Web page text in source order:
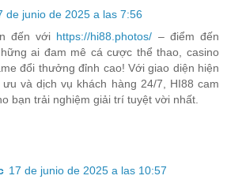
de junio de 2025 a las 7:56
đến với https://hi88.photos/ – điểm đến
ai đam mê cá cược thể thao, casino
đổi thưởng đỉnh cao! Với giao diện hiện
và dịch vụ khách hàng 24/7, HI88 cam
bạn trải nghiệm giải trí tuyệt vời nhất.
17 de junio de 2025 a las 10:57